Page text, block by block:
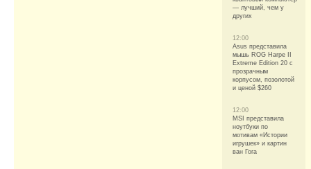
— лучший, чем у
других
12:00
Asus представила
мышь ROG Harpe II
Extreme Edition 20 с
прозрачным
корпусом, позолотой
и ценой $260
12:00
MSI представила
ноутбуки по
мотивам «Истории
игрушек» и картин
ван Гога